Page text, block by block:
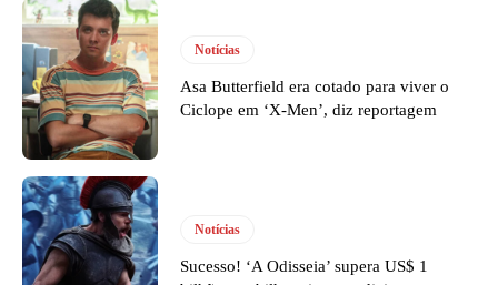
Notícias
Asa Butterfield era cotado para viver o
Ciclope em ‘X-Men’, diz reportagem
Notícias
Sucesso! ‘A Odisseia’ supera US$ 1